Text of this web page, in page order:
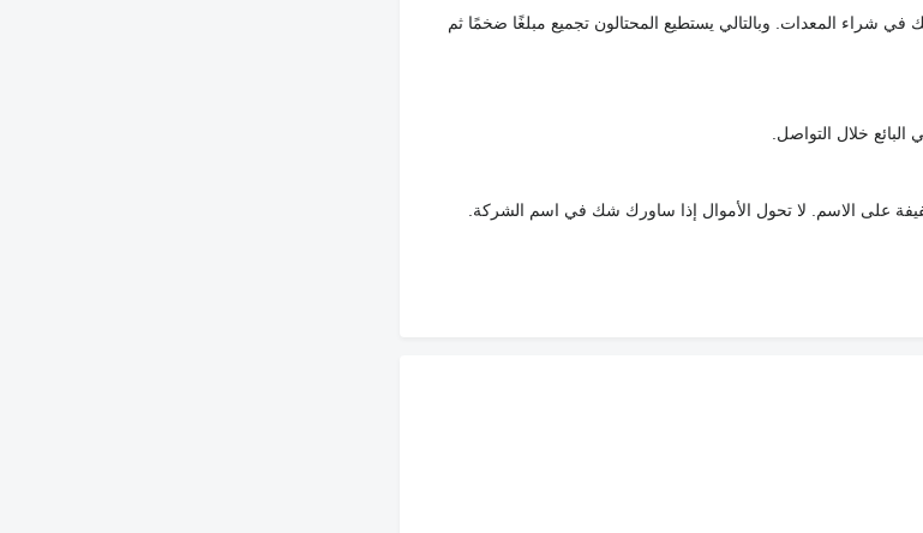
في شراء المعدات. وبالتالي يستطيع المحتالون تجميع مبلغًا ضخمًا ثم
خلال التواصل.
على الاسم. لا تحول الأموال إذا ساورك شك في اسم الشركة.